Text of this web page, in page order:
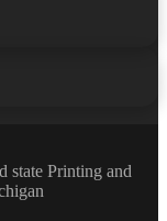
state Printing and